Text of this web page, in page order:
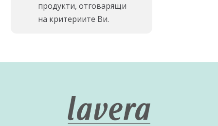
продукти, отговарящи
на критериите Ви.